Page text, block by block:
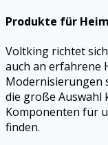
Produkte für
Voltking richtet
auch an erfahrene
Modernisierungen
die große Auswahl
Komponenten für
finden.